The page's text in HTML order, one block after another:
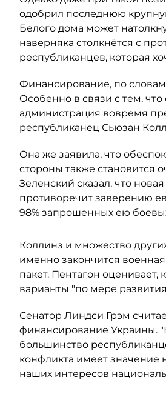
одобрил последнюю
Белого дома может
наверняка столкнётся с
республиканцев, которая
Финансирование, по
Особенно в связи с тем,
администрация вовремя
республиканец Сьюзан
Она же заявила, что
стороны также становится
Зеленский сказал, что
противоречит заверению
98% запрошенных ею
Коллинз и множество
именно закончится
пакет. Пентагон оценивает,
варианты "по мере
Сенатор Линдси Грэм
финансирование Украины.
большинство
конфликта имеет значение
наших интересов